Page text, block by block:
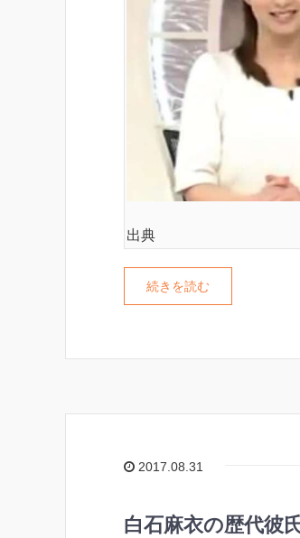
出典
続きを読む
2017.08.31
白石麻衣の歴代彼